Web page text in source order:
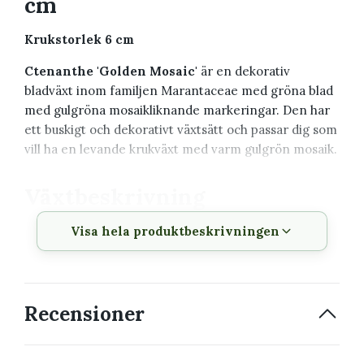
Krukstorlek 6 cm
Ctenanthe 'Golden Mosaic' är en dekorativ
bladväxt inom familjen Marantaceae med gröna blad
med gulgröna mosaikliknande markeringar. Den har
ett buskigt och dekorativt växtsätt och passar dig som
vill ha en levande krukväxt med varm gulgrön mosaik.
Vetenskapligt
namn
Ctenanthe 'Golden Mosaic'
Krukstorlek
Visa hela produktbeskrivningen
Recensioner